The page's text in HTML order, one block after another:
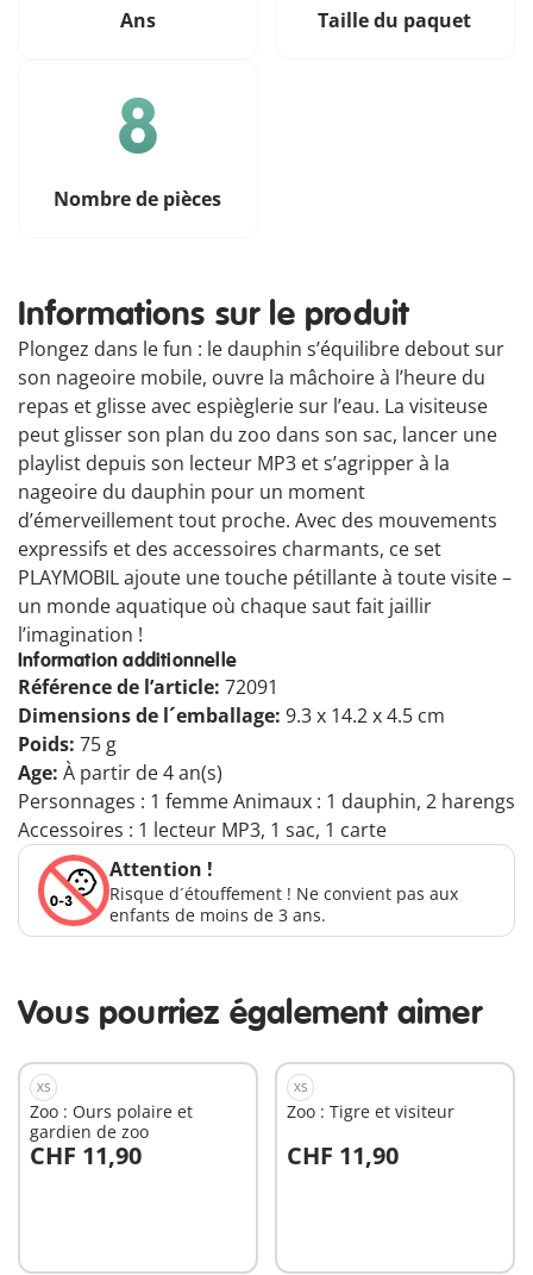
Ans Taille du paquet
Nombre de pièces
Informations sur le produit
Plongez dans le fun : le dauphin s’équilibre debout sur
son nageoire mobile, ouvre la mâchoire à l’heure du
repas et glisse avec espièglerie sur l’eau. La visiteuse
peut glisser son plan du zoo dans son sac, lancer une
playlist depuis son lecteur MP3 et s’agripper à la
nageoire du dauphin pour un moment
d’émerveillement tout proche. Avec des mouvements
expressifs et des accessoires charmants, ce set
PLAYMOBIL ajoute une touche pétillante à toute visite –
un monde aquatique où chaque saut fait jaillir
l’imagination !
Information additionnelle
Référence de l’article: 72091
Dimensions de l´emballage: 9.3 x 14.2 x 4.5 cm
Poids: 75 g
Age: À partir de 4 an(s)
Personnages : 1 femme Animaux : 1 dauphin, 2 harengs
Accessoires : 1 lecteur MP3, 1 sac, 1 carte
Attention !
Risque d´étouffement ! Ne convient pas aux
enfants de moins de 3 ans.
Vous pourriez également aimer
XS
Zoo : Ours polaire et
gardien de zoo
CHF 11,90
Au panier
XS
Zoo : Tigre et visiteur
CHF 11,90
Au panier